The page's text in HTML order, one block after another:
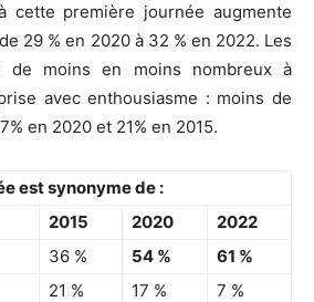
cette première journée augmente
29 % en 2020 à 32 % en 2022. Les
de moins en moins nombreux à
avec enthousiasme : moins de
en 2020 et 21% en 2015.
est synonyme de :
2015 2020
2022
36 % 54 %
61 %
21 % 17 %
7 %